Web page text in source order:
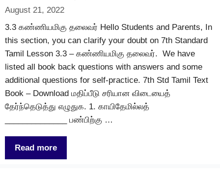
August 21, 2022
3.3 கண்ணியமிகு தலைவர் Hello Students and Parents, In
this section, you can clarify your doubt on 7th Standard
Tamil Lesson 3.3 – கண்ணியமிகு தலைவர். We have
listed all book back questions with answers and some
additional questions for self-practice. 7th Std Tamil Text
Book – Download மதிப்பீடு சரியான விடையைத்
தேர்ந்தெடுத்து எழுதுக. 1. காயிதேமில்லத்
______________ பண்பிற்கு …
Read more